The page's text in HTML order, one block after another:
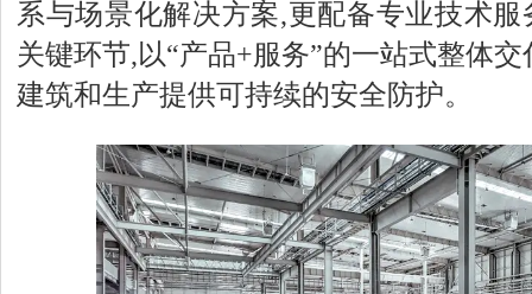
系与场景化解决方案,更配备专业技术
关键环节,以“产品+服务”的一站式整体
建筑和生产提供可持续的安全防护。